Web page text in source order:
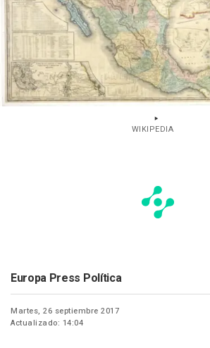
WIKIPEDIA
Europa Press Política
Martes, 26 septiembre 2017
Actualizado: 14:04